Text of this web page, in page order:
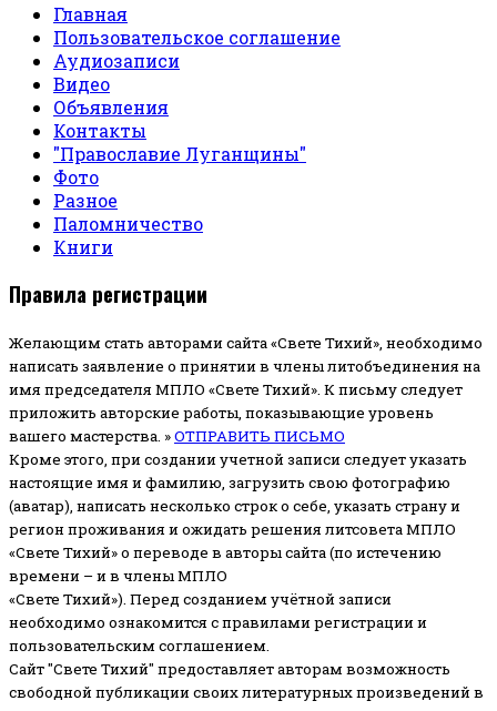
Главная
Пользовательское соглашение
Аудиозаписи
Видео
Объявления
Контакты
"Православие Луганщины"
Фото
Разное
Паломничество
Книги
Правила регистрации
Желающим стать авторами сайта «Свете Тихий», необходимо
написать заявление о принятии в члены литобъединения на
имя председателя МПЛО «Свете Тихий». К письму следует
приложить авторские работы, показывающие уровень
вашего мастерства. »ОТПРАВИТЬ ПИСЬМО
Кроме этого, при создании учетной записи следует указать
настоящие имя и фамилию, загрузить свою фотографию
(аватар), написать несколько строк о себе, указать страну и
регион проживания и ожидать решения литсовета МПЛО
«Свете Тихий» о переводе в авторы сайта (по истечению
времени – и в члены МПЛО
«Свете Тихий»). Перед созданием учётной записи
необходимо ознакомится с правилами регистрации и
пользовательским соглашением.
Сайт "Свете Тихий" предоставляет авторам возможность
свободной публикации своих литературных произведений в